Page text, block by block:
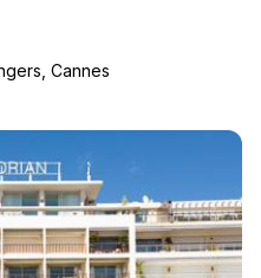
Cannes